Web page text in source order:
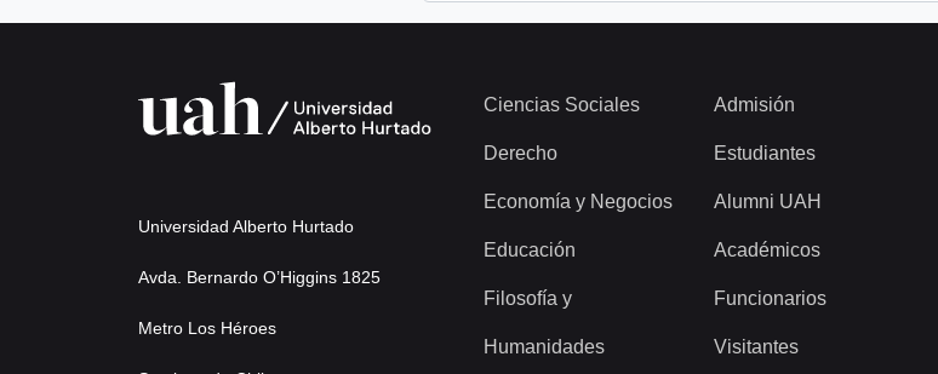
Universidad Alberto Hurtado
Avda. Bernardo O’Higgins 1825
Metro Los Héroes
Ciencias Sociales
Derecho
Economía y Negocios
Educación
Filosofía y
Humanidades
Admisión
Estudiantes
Alumni UAH
Académicos
Funcionarios
Visitantes